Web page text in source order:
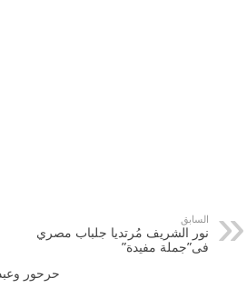
السابق
نور الشريف مُرتديا جلباب مصري
فى”جملة مفيدة”
حرحور